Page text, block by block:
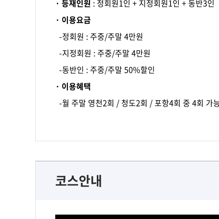
· 등재인원 : 정회원1인 + 지정회원1인 + 동반3인
· 이용요금
-정회원 : 주중/주말 4만원
-지정회원 : 주중/주말 4만원
-동반인 : 주중/주말 50%할인
· 이용혜택
-월 주말 영천2회 / 청도2회 / 포항4회 중 4회 가
코스안내